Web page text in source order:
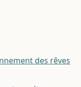
des rêves